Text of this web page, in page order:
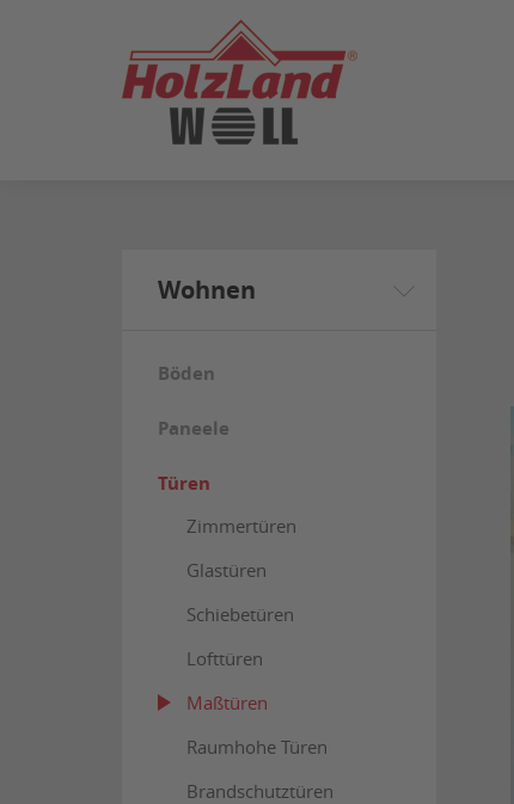
SEITENINHALT
SPRINGEN
Wohnen
Böden
Paneele
Türen
Zimmertüren
Glastüren
Schiebetüren
Lofttüren
Maßtüren
Raumhohe Türen
Brandschutztüren